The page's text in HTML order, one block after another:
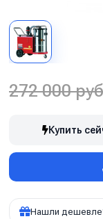
272 000
Купить
Нашли